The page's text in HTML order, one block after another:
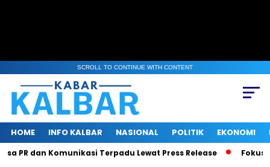
SCROLL TO CONTINUE WITH CONTENT
HOME INFO KALBAR NASIONAL POLITIK EKONOMI
dan Komunikasi Terpadu Lewat Press Release Fokus